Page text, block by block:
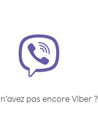
pas encore Viber ?